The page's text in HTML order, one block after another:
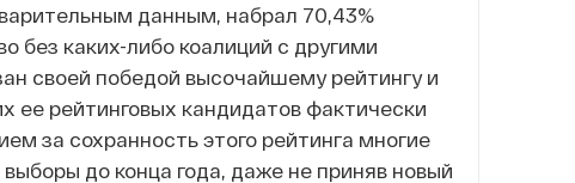
данным, набрал 70,43%
без каких-либо коалиций с другими
своей победой высочайшему рейтингу и
ее рейтинговых кандидатов фактически
за сохранность этого рейтинга многие
до конца года, даже не приняв новый